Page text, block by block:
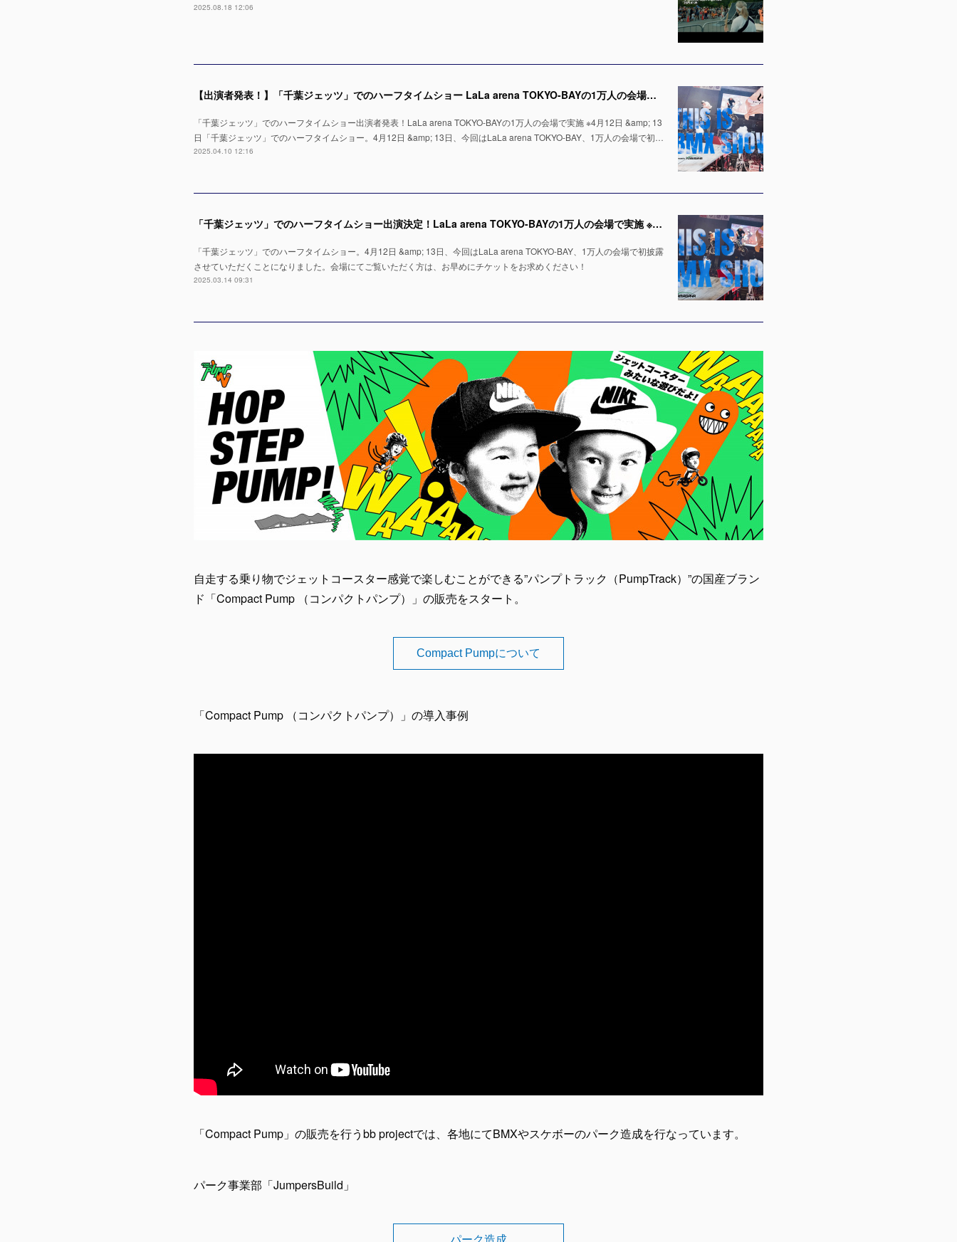
2025.08.18 12:06
【出演者発表！】「千葉ジェッツ」でのハーフタイムショー LaLa arena TOKYO-BAYの1万人の会場で実施 ※4月12日 & 13日
「千葉ジェッツ」でのハーフタイムショー出演者発表！LaLa arena TOKYO-BAYの1万人の会場で実施 ※4月12日 &amp; 13
日「千葉ジェッツ」でのハーフタイムショー。4月12日 &amp; 13日、今回はLaLa arena TOKYO-BAY、1万人の会場で初…
2025.04.10 12:16
「千葉ジェッツ」でのハーフタイムショー出演決定！LaLa arena TOKYO-BAYの1万人の会場で実施 ※4月12日 & 13日
「千葉ジェッツ」でのハーフタイムショー。4月12日 &amp; 13日、今回はLaLa arena TOKYO-BAY、1万人の会場で初披露
させていただくことになりました。会場にてご覧いただく方は、お早めにチケットをお求めください！
2025.03.14 09:31
自走する乗り物でジェットコースター感覚で楽しむことができる”パンプトラック（PumpTrack）”の国産ブラン
ド「Compact Pump （コンパクトパンプ）」の販売をスタート。
Compact Pumpについて
「Compact Pump （コンパクトパンプ）」の導入事例
「Compact Pump」の販売を行うbb projectでは、各地にてBMXやスケボーのパーク造成を行なっています。
パーク事業部「JumpersBuild」
パーク造成